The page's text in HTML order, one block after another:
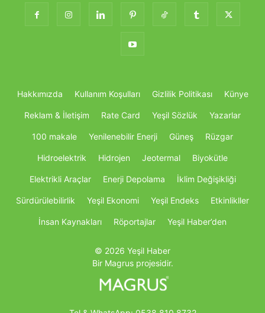
Hakkımızda Kullanım Koşulları Gizlilik Politikası Künye
Reklam & İletişim Rate Card Yeşil Sözlük Yazarlar
100 makale Yenilenebilir Enerji Güneş Rüzgar
Hidroelektrik Hidrojen Jeotermal Biyokütle
Elektrikli Araçlar Enerji Depolama İklim Değişikliği
Sürdürülebilirlik Yeşil Ekonomi Yeşil Endeks Etkinlikller
İnsan Kaynakları Röportajlar Yeşil Haber’den
© 2026 Yeşil Haber
Bir Magrus projesidir.